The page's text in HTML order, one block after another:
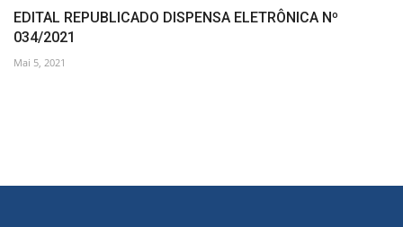
EDITAL REPUBLICADO DISPENSA ELETRÔNICA Nº
034/2021
Mai 5, 2021